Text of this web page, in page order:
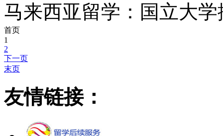
马来西亚留学：国立大学
首页
1
2
下一页
末页
友情链接：